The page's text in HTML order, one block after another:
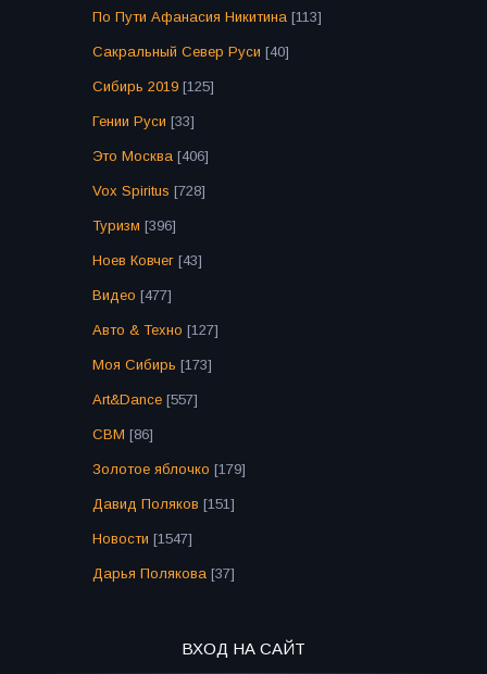
По Пути Афанасия Никитина [113]
Сакральный Север Руси [40]
Сибирь 2019 [125]
Гении Руси [33]
Это Москва [406]
Vox Spiritus [728]
Туризм [396]
Ноев Ковчег [43]
Видео [477]
Авто & Техно [127]
Моя Сибирь [173]
Art&Dance [557]
СВМ [86]
Золотое яблочко [179]
Давид Поляков [151]
Новости [1547]
Дарья Полякова [37]
ВХОД НА САЙТ